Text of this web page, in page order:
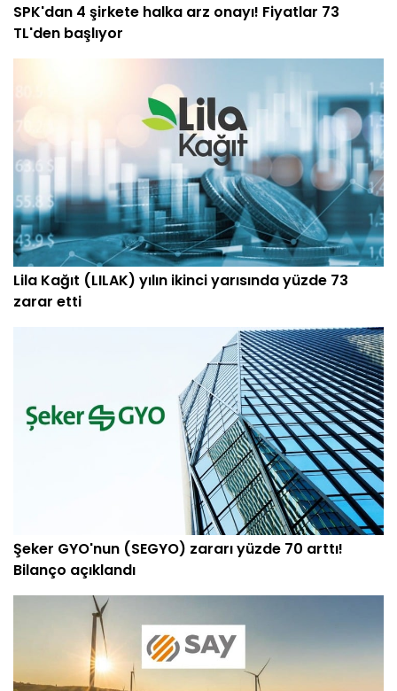
SPK'dan 4 şirkete halka arz onayı! Fiyatlar 73
TL'den başlıyor
Lila Kağıt (LILAK) yılın ikinci yarısında yüzde 73
zarar etti
Şeker GYO'nun (SEGYO) zararı yüzde 70 arttı!
Bilanço açıklandı